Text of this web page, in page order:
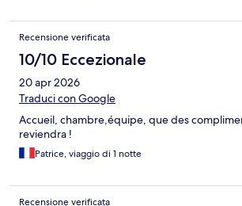
Recensione verificata
10/10 Eccezionale
20 apr 2026
Traduci con Google
Accueil, chambre,équipe, que des
reviendra !
Patrice, viaggio di 1 notte
Recensione verificata